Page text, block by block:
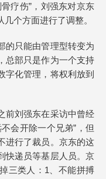
疗伤”，刘强东对京东
个方面进行了调整。
的只能由管理型转变为
总部只是作为一个支持
字化管理，将权利放到
前刘强东在采访中曾经
会开除一个兄弟”，但
进行了裁员。京东的这
快递员等基层人员。京
三类人：1、不能拼搏